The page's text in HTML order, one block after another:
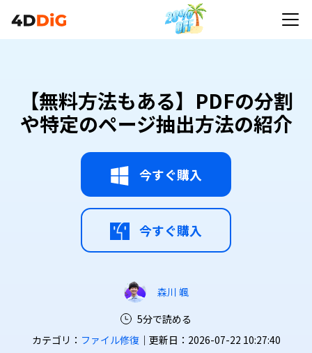
【無料方法もある】PDFの分割
や特定のページ抽出方法の紹介
今すぐ購入
今すぐ購入
森川 颯
5分で読める
カテゴリ： ファイル修復｜更新日：2026-07-22 10:27:40